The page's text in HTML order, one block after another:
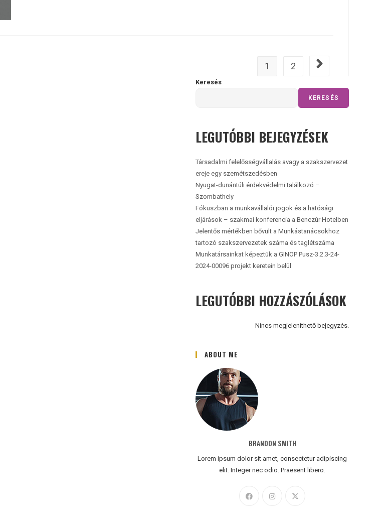
1 2 Go to the next page
Keresés
KERESÉS
LEGUTÓBBI BEJEGYZÉSEK
Társadalmi felelősségvállalás avagy a szakszervezet
ereje egy szemétszedésben
Nyugat-dunántúli érdekvédelmi találkozó –
Szombathely
Fókuszban a munkavállalói jogok és a hatósági
eljárások – szakmai konferencia a Benczúr Hotelben
Jelentős mértékben bővült a Munkástanácsokhoz
tartozó szakszervezetek száma és taglétszáma
Munkatársainkat képeztük a GINOP Pusz-3.2.3-24-
2024-00096 projekt keretein belül
LEGUTÓBBI HOZZÁSZÓLÁSOK
Nincs megjeleníthető bejegyzés.
ABOUT ME
BRANDON SMITH
Lorem ipsum dolor sit amet, consectetur adipiscing
elit. Integer nec odio. Praesent libero.